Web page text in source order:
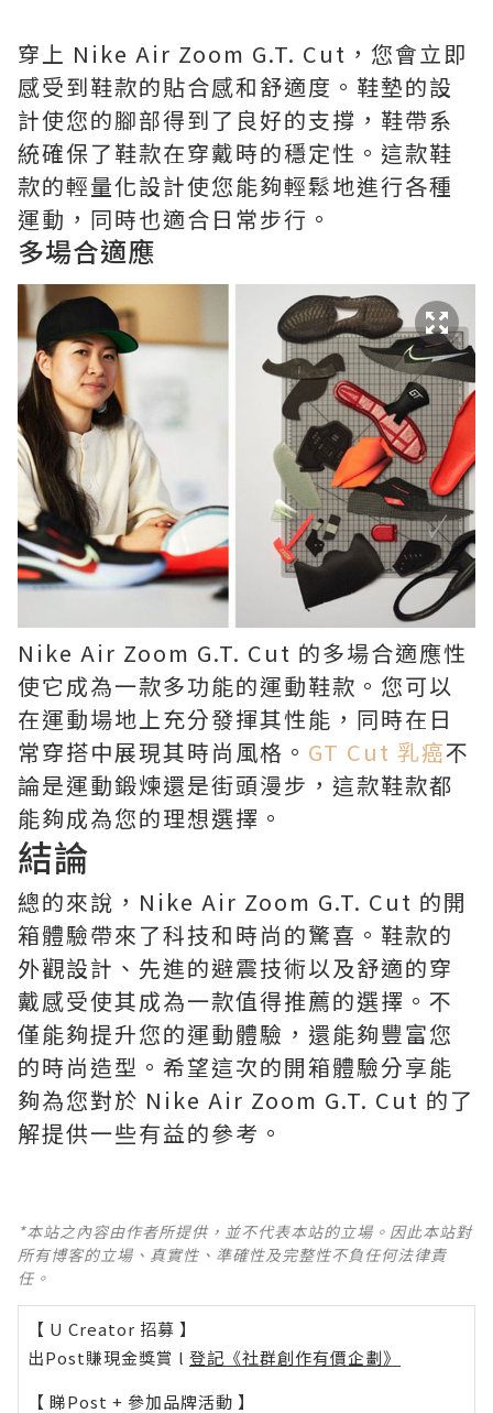
穿上 Nike Air Zoom G.T. Cut，您會立即
感受到鞋款的貼合感和舒適度。鞋墊的設
計使您的腳部得到了良好的支撐，鞋帶系
統確保了鞋款在穿戴時的穩定性。這款鞋
款的輕量化設計使您能夠輕鬆地進行各種
運動，同時也適合日常步行。
多場合適應
Nike Air Zoom G.T. Cut 的多場合適應性
使它成為一款多功能的運動鞋款。您可以
在運動場地上充分發揮其性能，同時在日
常穿搭中展現其時尚風格。 GT Cut 乳癌不
論是運動鍛煉還是街頭漫步，這款鞋款都
能夠成為您的理想選擇。
結論
總的來說，Nike Air Zoom G.T. Cut 的開
箱體驗帶來了科技和時尚的驚喜。鞋款的
外觀設計、先進的避震技術以及舒適的穿
戴感受使其成為一款值得推薦的選擇。不
僅能夠提升您的運動體驗，還能夠豐富您
的時尚造型。希望這次的開箱體驗分享能
夠為您對於 Nike Air Zoom G.T. Cut 的了
解提供一些有益的參考。
*本站之內容由作者所提供，並不代表本站的立場。因此本站對
所有博客的立場、真實性、準確性及完整性不負任何法律責
任。
【 U Creator 招募 】
出Post賺現金獎賞 l 登記《社群創作有價企劃》
【 睇Post + 參加品牌活動 】